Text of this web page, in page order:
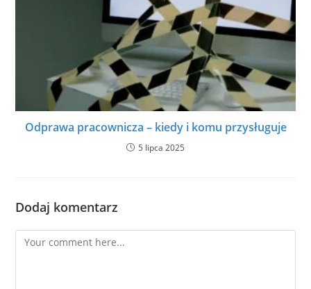
Odprawa pracownicza – kiedy i komu przysługuje
5 lipca 2025
Dodaj komentarz
Comment